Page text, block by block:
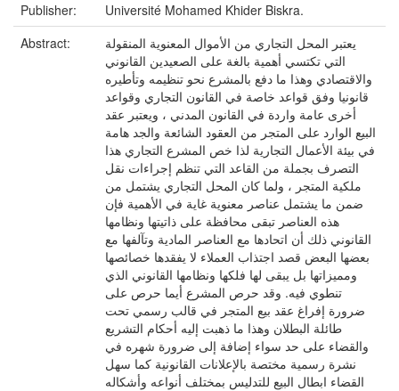
Publisher:
Université Mohamed Khider Biskra.
Abstract:
يعتبر المحل التجاري من الأموال المعنوية المنقولة
التي تكتسي أهمية بالغة على الصعيدين القانوني
والاقتصادي وهذا ما دفع بالمشرع نحو تنظيمه وتأطيره
قانونيا وفق قواعد خاصة في القانون التجاري وقواعد
أخرى عامة واردة في القانون المدني ، ويعتبر عقد
البيع الوارد على المتجر من العقود الشائعة والجد هامة
في بيئة الأعمال التجارية لذا خص المشرع التجاري هذا
التصرف بجملة من القاعد التي تنظم إجراءات نقل
ملكية المتجر ، ولما كان المحل التجاري يشتمل من
ضمن ما يشتمل عناصر معنوية غاية في الأهمية فإن
هذه العناصر تبقى محافظة على ذاتيتها ونظامها
القانوني ذلك أن اتحادها مع العناصر المادية وتآلفها مع
بعضها البعض قصد اجتذاب العملاء لا يفقدها خصائصها
ومميزاتها بل يبقى لها فلكها ونظامها القانوني الذي
تنطوي فيه. وقد حرص المشرع أيما حرص على
ضرورة إفراغ عقد بيع المتجر في قالب رسمي تحت
طائلة البطلان وهذا ما ذهبت إليه أحكام التشريع
والقضاء على حد سواء إضافة إلى ضرورة شهره في
نشرة رسمية مختصة بالإعلانات القانونية كما سهل
القضاء ابطال البيع للتدليس بمختلف أنواعه وأشكاله